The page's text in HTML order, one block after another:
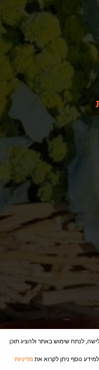
Ⓒ 2023 - All
לנתח שימוש באתר ולהציג תוכן
נוסף ניתן לקרוא את מדיניות